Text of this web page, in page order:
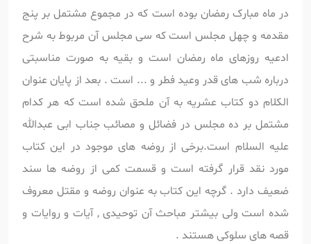
در ماه مبارک رمضان بوده است که در مجموع مشتمل بر پنج
مقدمه و چهل مجلس است که سی مجلس آن مربوط به شرح
ادعیه روزهای ماه رمضان است و بقیه به صورت مناسبتی
درباره شب های قدر وعید فطر و ... است . بعد از پایان عنوان
الکلام دو کتاب عشریه به آن ملحق شده است که هر کدام
مشتمل بر ده مجلس در فضائل و مصائب جناب ابی عبدالله
علیه السلام است.برخی از روضه های موجود در این کتاب
مورد نقد قرار گرفته است و قسمت کمی از روضه ها سند
ضعیف دارد . گرچه این کتاب به عنوان روضه و مقتل معروف
شده است ولی بیشتر مباحث آن توحیدی , آیات و روایات و
قصه های سلوکی هستند .